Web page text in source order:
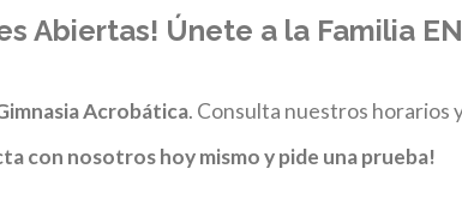
Abiertas! Únete a la Familia
Acrobática. Consulta nuestros horarios
con nosotros hoy mismo y pide una prueba!